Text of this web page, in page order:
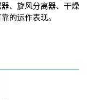
、旋风分离器、干燥
的运作表现。